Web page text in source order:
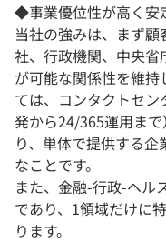
◆事業優位性が高く安
当社の強みは、まず
社、行政機関、中央
が可能な関係性を維
ては、コンタクトセ
発から24/365運用ま
り、単体で提供する
なことです。
また、金融-行政-ヘル
であり、1領域だけに
ります。